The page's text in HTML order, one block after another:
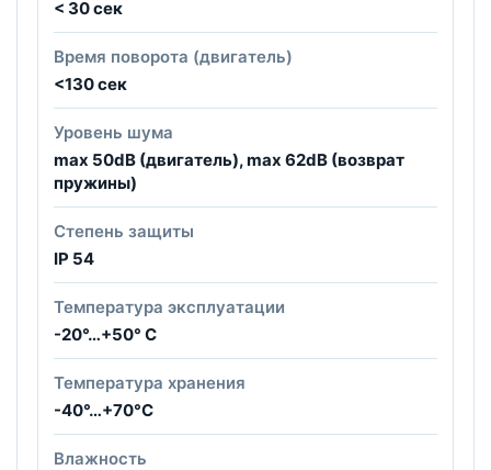
< 30 сек
Время поворота (двигатель)
<130 сек
Уровень шума
max 50dB (двигатель), max 62dB (возврат
пружины)
Степень защиты
IP 54
Температура эксплуатации
-20°…+50° С
Температура хранения
-40°…+70°С
Влажность